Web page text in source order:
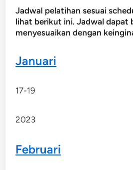
Jadwal pelatihan sesuai
lihat berikut ini. Jadwal dapat
menyesuaikan dengan
Januari
17-19
2023
Februari